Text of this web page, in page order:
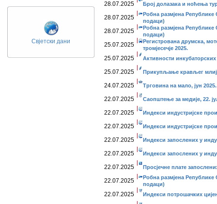
Свјетски дани
28.07.2025 Број долазака и ноћења
28.07.2025
Робна размјена Републике
подаци)
28.07.2025
Робна размјена Републике
подаци)
25.07.2025
Регистрована друмска,
тромјесечје 2025.
25.07.2025 Активности инкубаторских
25.07.2025 Прикупљање крављег
24.07.2025 Трговина на мало, јун 2025.
22.07.2025 Саопштење за медије, 22.
22.07.2025 Индекси индустријске
22.07.2025 Индекси индустријске
22.07.2025 Индекси запослених у
22.07.2025 Индекси запослених у
22.07.2025 Просјечне плате
22.07.2025
Робна размјена Републике
подаци)
22.07.2025 Индекси потрошачких